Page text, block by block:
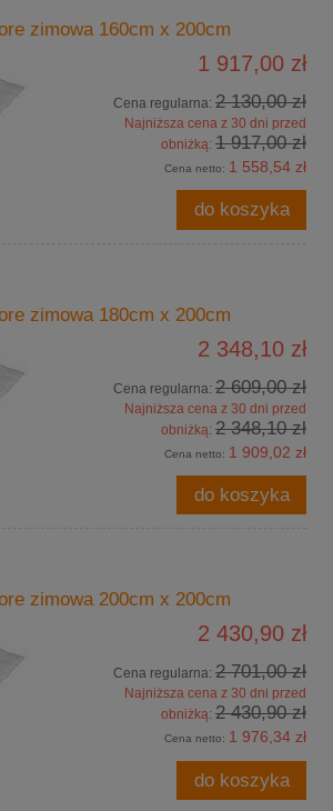
zimowa 160cm x 200cm
1 917,00 zł
Cena regularna: 2 130,00 zł
Najniższa cena z 30 dni przed
obniżką: 1 917,00 zł
Cena netto: 1 558,54 zł
do koszyka
zimowa 180cm x 200cm
2 348,10 zł
Cena regularna: 2 609,00 zł
Najniższa cena z 30 dni przed
obniżką: 2 348,10 zł
Cena netto: 1 909,02 zł
do koszyka
zimowa 200cm x 200cm
2 430,90 zł
Cena regularna: 2 701,00 zł
Najniższa cena z 30 dni przed
obniżką: 2 430,90 zł
Cena netto: 1 976,34 zł
do koszyka